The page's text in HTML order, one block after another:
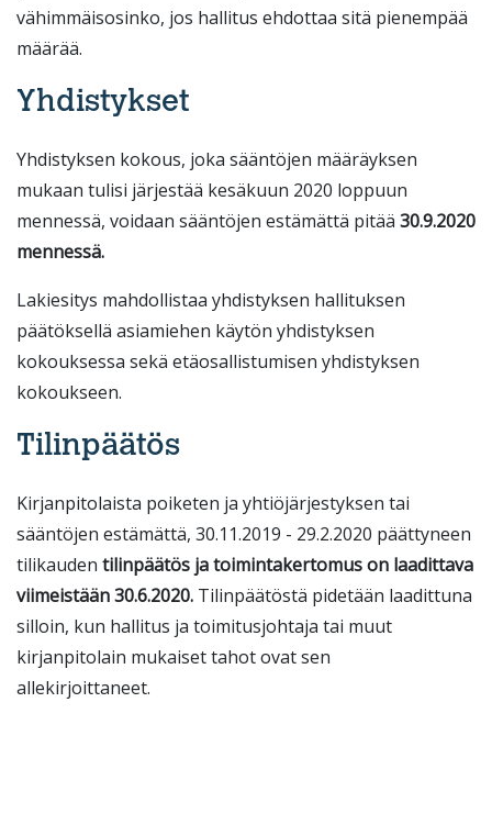
vähimmäisosinko, jos hallitus ehdottaa sitä pienempää
määrää.
Yhdistykset
Yhdistyksen kokous, joka sääntöjen määräyksen
mukaan tulisi järjestää kesäkuun 2020 loppuun
mennessä, voidaan sääntöjen estämättä pitää 30.9.2020
mennessä.
Lakiesitys mahdollistaa yhdistyksen hallituksen
päätöksellä asiamiehen käytön yhdistyksen
kokouksessa sekä etäosallistumisen yhdistyksen
kokoukseen.
Tilinpäätös
Kirjanpitolaista poiketen ja yhtiöjärjestyksen tai
sääntöjen estämättä, 30.11.2019 - 29.2.2020 päättyneen
tilikauden tilinpäätös ja toimintakertomus on laadittava
viimeistään 30.6.2020. Tilinpäätöstä pidetään laadittuna
silloin, kun hallitus ja toimitusjohtaja tai muut
kirjanpitolain mukaiset tahot ovat sen
allekirjoittaneet.